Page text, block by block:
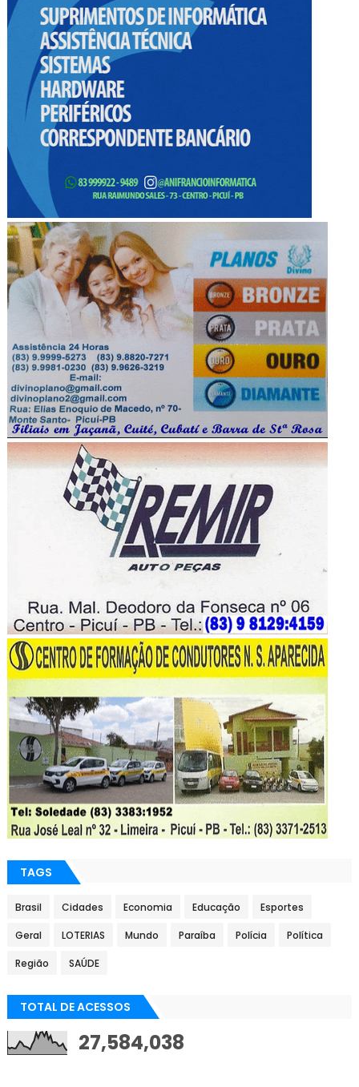
TAGS
Brasil Cidades Economia Educação Esportes
Geral LOTERIAS Mundo Paraíba Polícia Política
Região SAÚDE
TOTAL DE ACESSOS
27,584,038